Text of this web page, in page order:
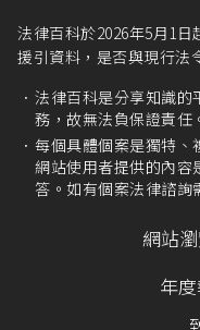
法律百科於2026年5月1
援引資料，是否與現行法
法律百科是分享知識的
務，故無法負保證責任
每個具體個案是獨特、
網站使用者提供的內容
答。如有個案法律諮詢
網站
年